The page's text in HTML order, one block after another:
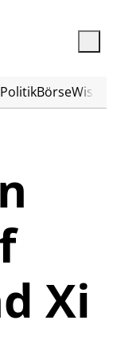
PolitikBörse
Xi